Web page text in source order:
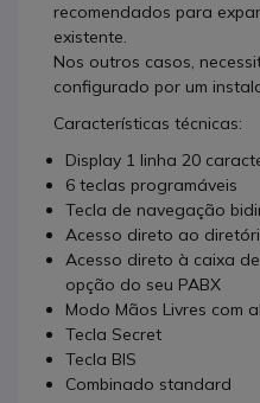
recomendados para
existente.
Nos outros casos,
configurado por um
Características técnicas:
Display 1 linha 20
6 teclas programáveis
Tecla de navegação
Acesso direto ao
Acesso direto à caixa
opção do seu PABX
Modo Mãos Livres com
Tecla Secret
Tecla BIS
Combinado standard